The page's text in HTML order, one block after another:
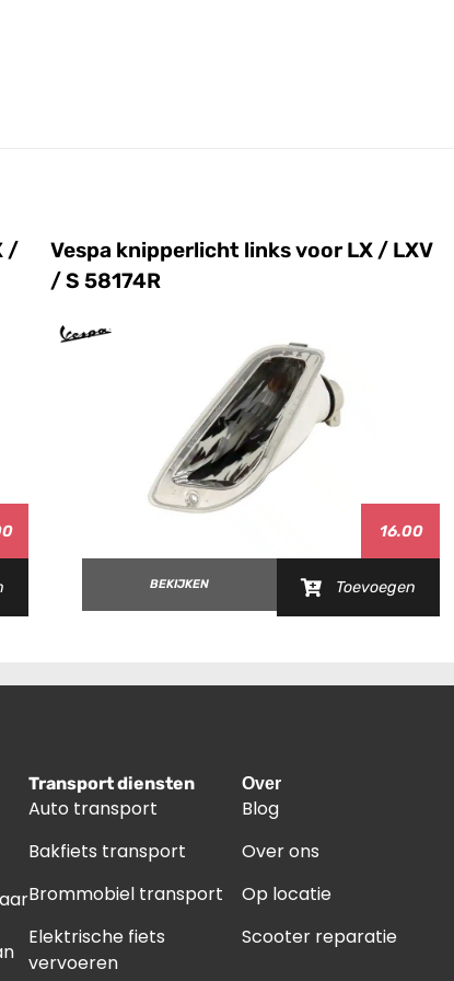
/
Vespa knipperlicht links voor LX / LXV
/ S 58174R
16.00
BEKIJKEN Toevoegen
Transport diensten
Auto transport
Bakfiets transport
Brommobiel transport
Elektrische fiets
vervoeren
Over
Blog
Over ons
Op locatie
Scooter reparatie